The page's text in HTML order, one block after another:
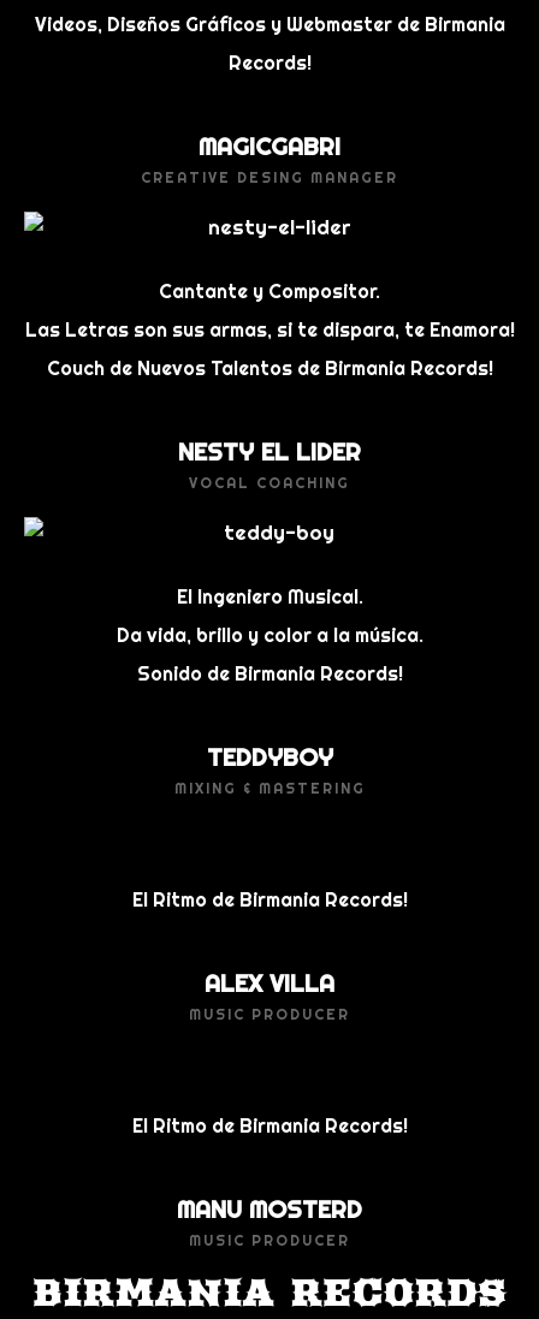
Videos, Diseños Gráficos y Webmaster de Birmania
Records!
MAGICGABRI
CREATIVE DESING MANAGER
Cantante y Compositor.
Las Letras son sus armas, si te dispara, te Enamora!
Couch de Nuevos Talentos de Birmania Records!
NESTY EL LIDER
VOCAL COACHING
El Ingeniero Musical.
Da vida, brillo y color a la música.
Sonido de Birmania Records!
TEDDYBOY
MIXING & MASTERING
El Ritmo de Birmania Records!
ALEX VILLA
MUSIC PRODUCER
El Ritmo de Birmania Records!
MANU MOSTERD
MUSIC PRODUCER
BIRMANIA RECORDS